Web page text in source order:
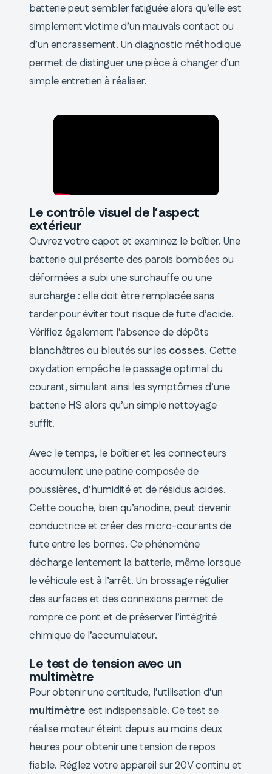
batterie peut sembler fatiguée alors qu’elle est
simplement victime d’un mauvais contact ou
d’un encrassement. Un diagnostic méthodique
permet de distinguer une pièce à changer d’un
simple entretien à réaliser.
Le contrôle visuel de l’aspect
extérieur
Ouvrez votre capot et examinez le boîtier. Une
batterie qui présente des parois bombées ou
déformées a subi une surchauffe ou une
surcharge : elle doit être remplacée sans
tarder pour éviter tout risque de fuite d’acide.
Vérifiez également l’absence de dépôts
blanchâtres ou bleutés sur les cosses. Cette
oxydation empêche le passage optimal du
courant, simulant ainsi les symptômes d’une
batterie HS alors qu’un simple nettoyage
suffit.
Avec le temps, le boîtier et les connecteurs
accumulent une patine composée de
poussières, d’humidité et de résidus acides.
Cette couche, bien qu’anodine, peut devenir
conductrice et créer des micro-courants de
fuite entre les bornes. Ce phénomène
décharge lentement la batterie, même lorsque
le véhicule est à l’arrêt. Un brossage régulier
des surfaces et des connexions permet de
rompre ce pont et de préserver l’intégrité
chimique de l’accumulateur.
Le test de tension avec un
multimètre
Pour obtenir une certitude, l’utilisation d’un
multimètre est indispensable. Ce test se
réalise moteur éteint depuis au moins deux
heures pour obtenir une tension de repos
fiable. Réglez votre appareil sur 20V continu et